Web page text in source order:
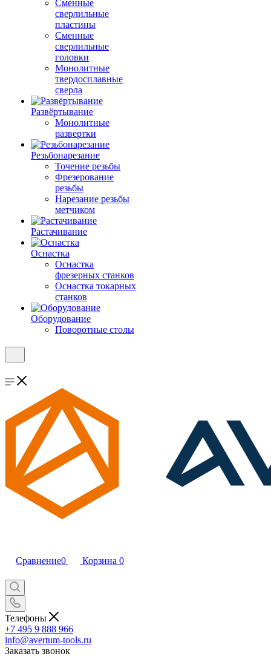
Сменные
сверлильные
пластины
Сменные
сверлильные
головки
Монолитные
твердосплавные
сверла
Развёртывание
Монолитные
развертки
Резьбонарезание
Точение резьбы
Фрезерование
резьбы
Нарезание резьбы
метчиком
Растачивание
Оснастка
Оснастка
фрезерных станков
Оснастка токарных
станков
Оборудование
Поворотные столы
Сравнение0 Корзина 0
Телефоны
+7 495 9 888 966
info@avertum-tools.ru
Заказать звонок